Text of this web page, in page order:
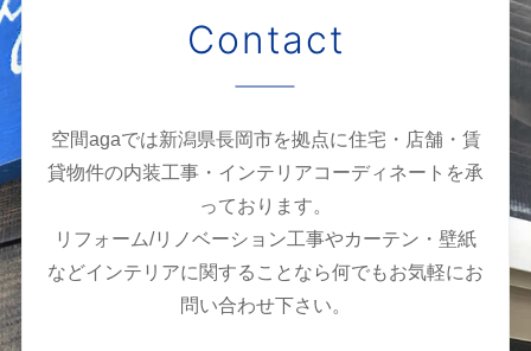
Contact
空間agaでは新潟県長岡市を拠点に住宅・店舗・賃
貸物件の内装工事・インテリアコーディネートを承
っております。
リフォーム/リノベーション工事やカーテン・壁紙
などインテリアに関することなら何でもお気軽にお
問い合わせ下さい。